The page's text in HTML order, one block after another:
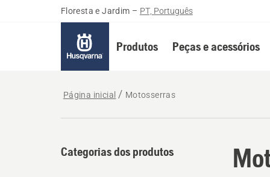
Floresta e Jardim – PT, Português
Produtos Peças e acessórios
Página inicial Motosserras
Categorias dos produtos